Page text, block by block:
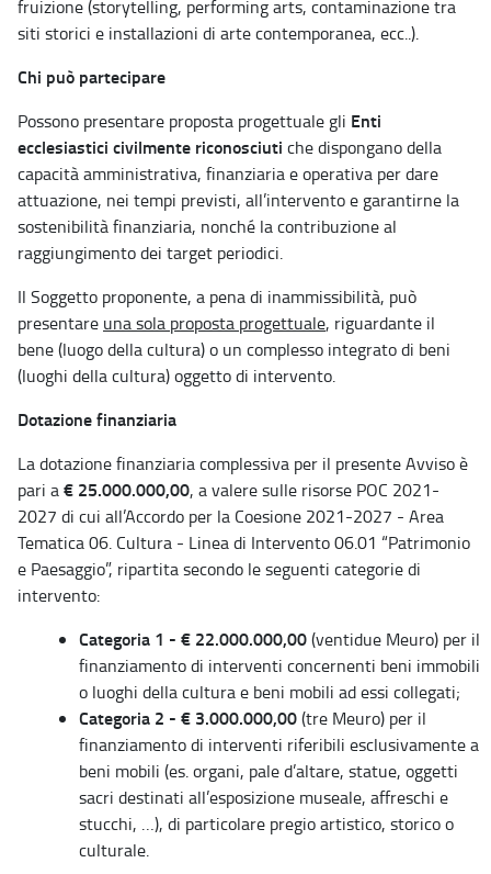
fruizione (storytelling, performing arts, contaminazione tra
siti storici e installazioni di arte contemporanea, ecc..).
Chi può partecipare
Possono presentare proposta progettuale gli Enti
ecclesiastici civilmente riconosciuti che dispongano della
capacità amministrativa, finanziaria e operativa per dare
attuazione, nei tempi previsti, all’intervento e garantirne la
sostenibilità finanziaria, nonché la contribuzione al
raggiungimento dei target periodici.
Il Soggetto proponente, a pena di inammissibilità, può
presentare una sola proposta progettuale, riguardante il
bene (luogo della cultura) o un complesso integrato di beni
(luoghi della cultura) oggetto di intervento.
Dotazione finanziaria
La dotazione finanziaria complessiva per il presente Avviso è
pari a€ 25.000.000,00, a valere sulle risorse POC 2021-
2027 di cui all’Accordo per la Coesione 2021-2027 - Area
Tematica 06. Cultura - Linea di Intervento 06.01 “Patrimonio
e Paesaggio”, ripartita secondo le seguenti categorie di
intervento:
Categoria 1 - € 22.000.000,00(ventidue Meuro) per il
finanziamento di interventi concernenti beni immobili
o luoghi della cultura e beni mobili ad essi collegati;
Categoria 2 - € 3.000.000,00(tre Meuro) per il
finanziamento di interventi riferibili esclusivamente a
beni mobili (es. organi, pale d’altare, statue, oggetti
sacri destinati all’esposizione museale, affreschi e
stucchi, …), di particolare pregio artistico, storico o
culturale.